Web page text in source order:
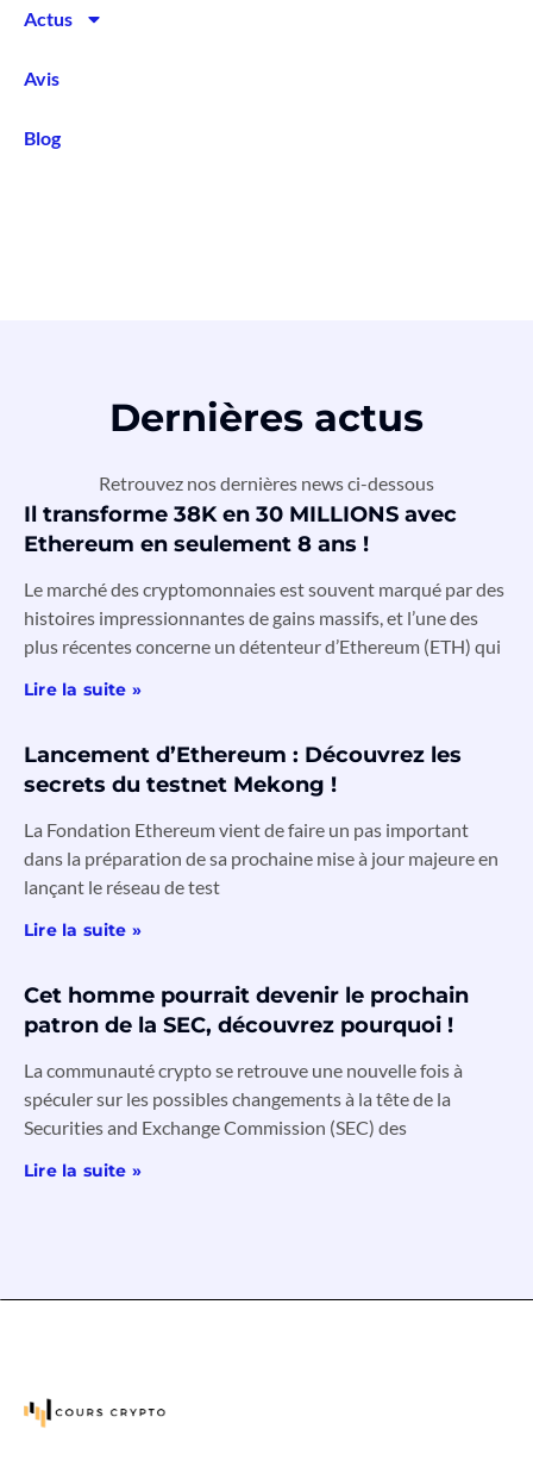
Actus
Avis
Blog
Dernières actus
Retrouvez nos dernières news ci-dessous
Il transforme 38K en 30 MILLIONS avec
Ethereum en seulement 8 ans !
Le marché des cryptomonnaies est souvent marqué par des
histoires impressionnantes de gains massifs, et l’une des
plus récentes concerne un détenteur d’Ethereum (ETH) qui
Lire la suite »
Lancement d’Ethereum : Découvrez les
secrets du testnet Mekong !
La Fondation Ethereum vient de faire un pas important
dans la préparation de sa prochaine mise à jour majeure en
lançant le réseau de test
Lire la suite »
Cet homme pourrait devenir le prochain
patron de la SEC, découvrez pourquoi !
La communauté crypto se retrouve une nouvelle fois à
spéculer sur les possibles changements à la tête de la
Securities and Exchange Commission (SEC) des
Lire la suite »